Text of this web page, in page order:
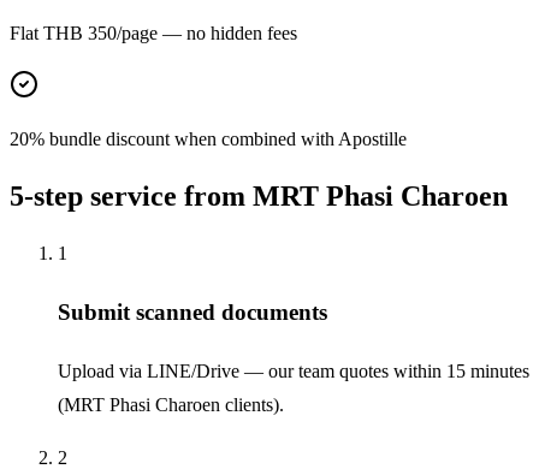
Flat THB 350/page — no hidden fees
20% bundle discount when combined with Apostille
5-step service from MRT Phasi Charoen
1
Submit scanned documents
Upload via LINE/Drive — our team quotes within 15 minutes
(MRT Phasi Charoen clients).
2